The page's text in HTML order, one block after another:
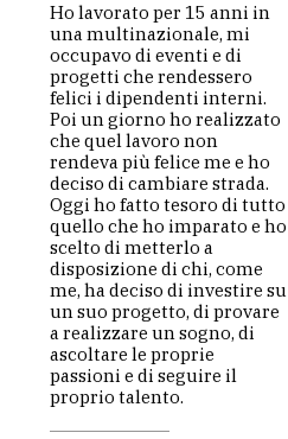
Ho lavorato per 15 anni in
una multinazionale, mi
occupavo di eventi e di
progetti che rendessero
felici i dipendenti interni.
Poi un giorno ho realizzato
che quel lavoro non
rendeva più felice me e ho
deciso di cambiare strada.
Oggi ho fatto tesoro di tutto
quello che ho imparato e ho
scelto di metterlo a
disposizione di chi, come
me, ha deciso di investire su
un suo progetto, di provare
a realizzare un sogno, di
ascoltare le proprie
passioni e di seguire il
proprio talento.